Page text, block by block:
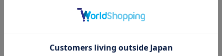
ASTRONOMY ASTRONOMY ASTRONOMY